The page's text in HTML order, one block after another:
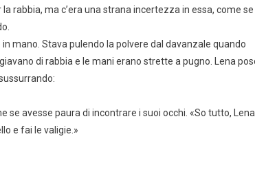
rabbia, ma c’era una strana incertezza in essa, come se
mano. Stava pulendo la polvere dal davanzale quando
di rabbia e le mani erano strette a pugno. Lena
avesse paura di incontrare i suoi occhi. «So tutto,
e fai le valigie.»